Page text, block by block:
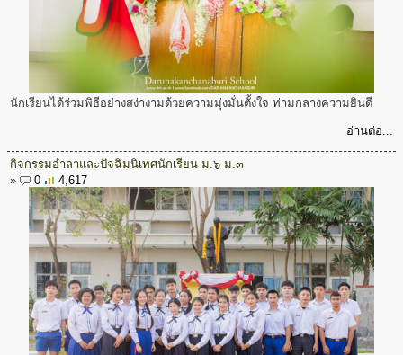
นักเรียนได้ร่วมพิธีอย่างสง่างามด้วยความมุ่งมั่นตั้งใจ ท่ามกลางความยินดี
อ่านต่อ...
กิจกรรมอำลาและปัจฉิมนิเทศนักเรียน ม.๖ ม.๓
»
0 4,617